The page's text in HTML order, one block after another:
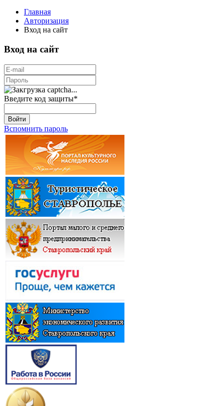
Главная
Авторизация
Вход на сайт
Вход на сайт
Введите код защиты*
Войти
Вспомнить пароль